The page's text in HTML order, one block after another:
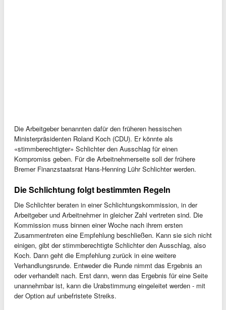
Die Arbeitgeber benannten dafür den früheren hessischen
Ministerpräsidenten Roland Koch (CDU). Er könnte als
«stimmberechtigter» Schlichter den Ausschlag für einen
Kompromiss geben. Für die Arbeitnehmerseite soll der frühere
Bremer Finanzstaatsrat Hans-Henning Lühr Schlichter werden.
Die Schlichtung folgt bestimmten Regeln
Die Schlichter beraten in einer Schlichtungskommission, in der
Arbeitgeber und Arbeitnehmer in gleicher Zahl vertreten sind. Die
Kommission muss binnen einer Woche nach ihrem ersten
Zusammentreten eine Empfehlung beschließen. Kann sie sich nicht
einigen, gibt der stimmberechtigte Schlichter den Ausschlag, also
Koch. Dann geht die Empfehlung zurück in eine weitere
Verhandlungsrunde. Entweder die Runde nimmt das Ergebnis an
oder verhandelt nach. Erst dann, wenn das Ergebnis für eine Seite
unannehmbar ist, kann die Urabstimmung eingeleitet werden - mit
der Option auf unbefristete Streiks.